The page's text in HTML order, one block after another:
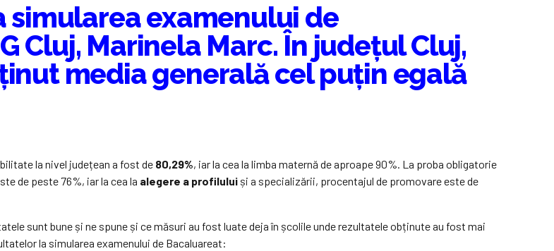
simularea examenului de
Cluj, Marinela Marc. În județul Cluj,
media generală cel puțin egală
la nivel județean a fost de 80,29%, iar la cea la limba maternă de aproape 90%. La proba obligatorie
de peste 76%, iar la cea la alegere a profilului și a specializării, procentajul de promovare este de
sunt bune și ne spune și ce măsuri au fost luate deja în școlile unde rezultatele obținute au fost mai
la simularea examenului de Bacaluareat: